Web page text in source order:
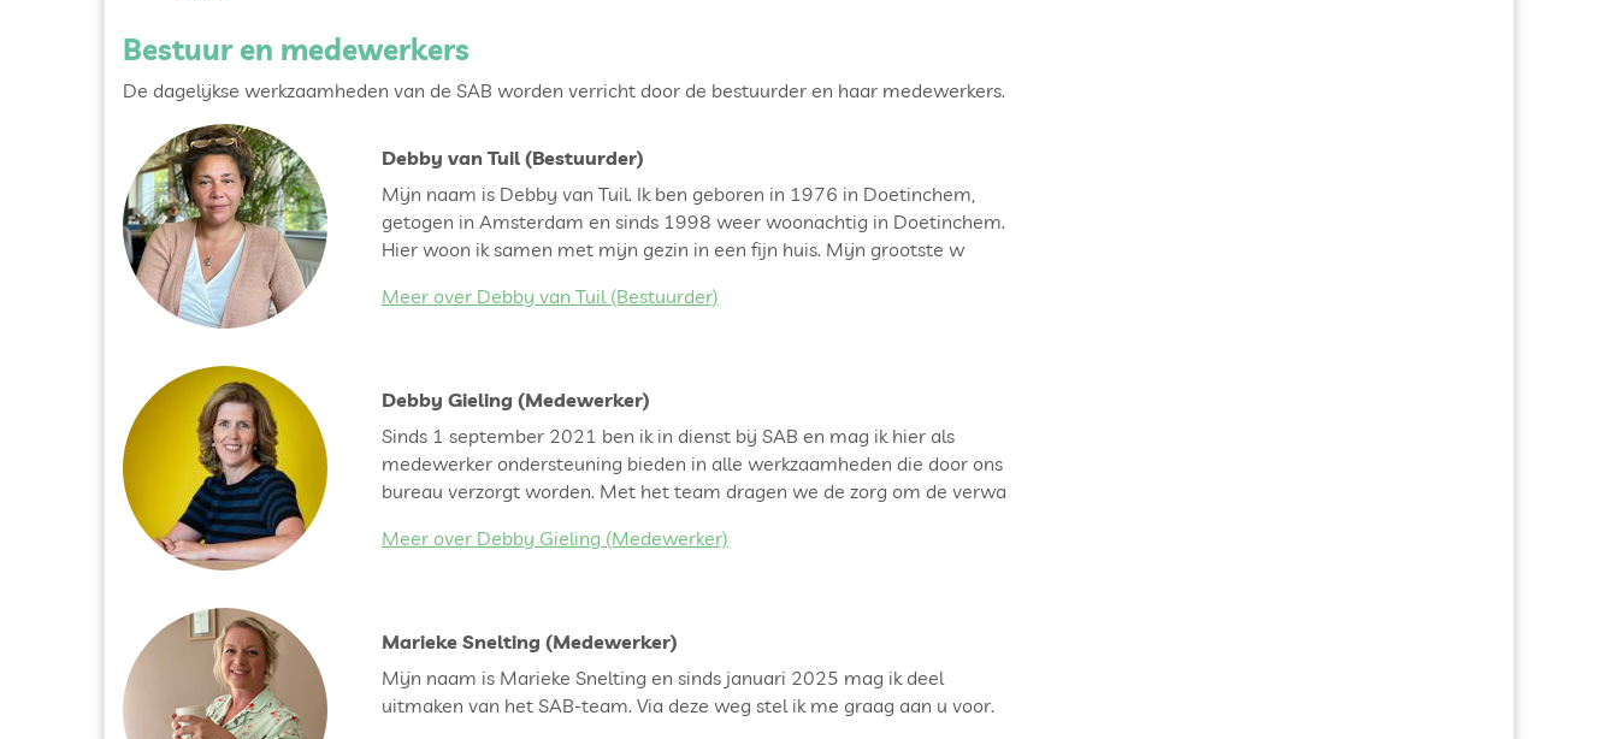
Bestuur en medewerkers
De dagelijkse werkzaamheden van de SAB worden verricht door de bestuurder en haar medewerkers.
Debby van Tuil (Bestuurder)
Mijn naam is Debby van Tuil. Ik ben geboren in 1976 in Doetinchem,
getogen in Amsterdam en sinds 1998 weer woonachtig in Doetinchem.
Hier woon ik samen met mijn gezin in een fijn huis. Mijn grootste w
Meer over Debby van Tuil (Bestuurder)
Debby Gieling (Medewerker)
Sinds 1 september 2021 ben ik in dienst bij SAB en mag ik hier als
medewerker ondersteuning bieden in alle werkzaamheden die door ons
bureau verzorgt worden. Met het team dragen we de zorg om de verwa
Meer over Debby Gieling (Medewerker)
Marieke Snelting (Medewerker)
Mijn naam is Marieke Snelting en sinds januari 2025 mag ik deel
uitmaken van het SAB-team. Via deze weg stel ik me graag aan u voor.